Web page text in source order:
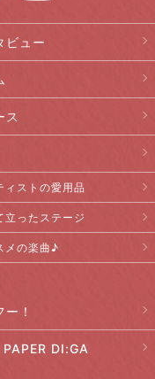
ビュー
ス
ィストの愛用品
立ったステージ
メの楽曲♪
！
PAPER DI:GA